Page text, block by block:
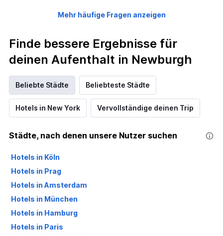
Mehr häufige Fragen anzeigen
Finde bessere Ergebnisse für
deinen Aufenthalt in Newburgh
Beliebte Städte Beliebteste Städte
Hotels in New York Vervollständige deinen Trip
Städte, nach denen unsere Nutzer suchen
Hotels in Köln
Hotels in Prag
Hotels in Amsterdam
Hotels in München
Hotels in Hamburg
Hotels in Paris